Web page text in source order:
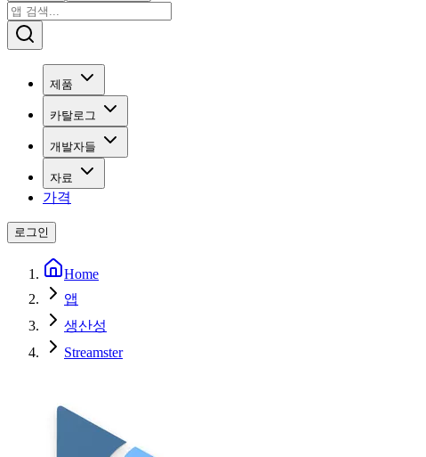
제품
카탈로그
개발자들
자료
가격
로그인
Home
앱
생산성
Streamster